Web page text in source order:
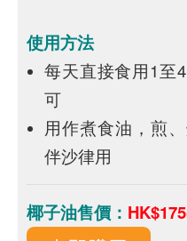
使用方法
每天直接食用1至
可
用作煮食油，煎
伴沙律用
椰子油售價：